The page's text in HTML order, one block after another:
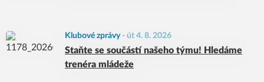
Klubové zprávy- út 4. 8. 2026
Staňte se součástí našeho týmu! Hledáme
trenéra mládeže